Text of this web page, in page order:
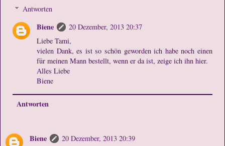
Antworten
Biene
20 Dezember, 2013 20:37
Liebe Tami,
vielen Dank, es ist so schön geworden ich habe noch einen
für meinen Mann bestellt, wenn er da ist, zeige ich ihn hier.
Alles Liebe
Biene
Antworten
Biene
20 Dezember, 2013 20:39